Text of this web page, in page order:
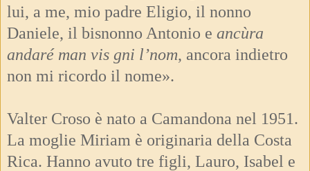
lui, a me, mio padre Eligio, il nonno
Daniele, il bisnonno Antonio e ancùra
andaré man vis gni l’nom, ancora indietro
non mi ricordo il nome».
Valter Croso è nato a Camandona nel 1951.
La moglie Miriam è originaria della Costa
Rica. Hanno avuto tre figli, Lauro, Isabel e